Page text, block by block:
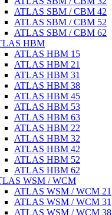
ATLAS SBM / CBM 42
ATLAS SBM / CBM 52
ATLAS SBM / CBM 62
HBM
ATLAS HBM 15
ATLAS HBM 21
ATLAS HBM 31
ATLAS HBM 38
ATLAS HBM 45
ATLAS HBM 53
ATLAS HBM 63
ATLAS HBM 22
ATLAS HBM 32
ATLAS HBM 42
ATLAS HBM 52
ATLAS HBM 62
WSM / WCM
ATLAS WSM / WCM 21
ATLAS WSM / WCM 31
ATLAS WSM / WCM 38